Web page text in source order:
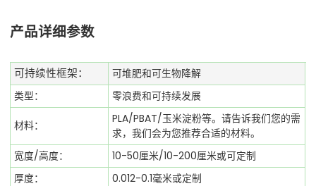
产品详细参数
可持续性框架：
可堆肥和可生物降解
类型：
零浪费和可持续发展
材料：
PLA/PBAT/玉米淀粉等。请告诉我们您的需
求，我们会为您推荐合适的材料。
宽度/高度：
10-50厘米/10-200厘米或可定制
厚度：
0.012-0.1毫米或定制